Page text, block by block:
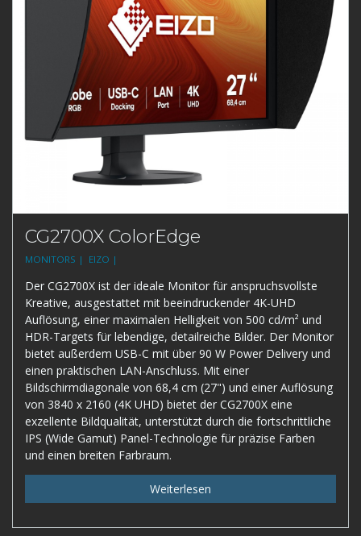
CG2700X ColorEdge
MONITORS | EIZO |
Der CG2700X ist der ideale Monitor für anspruchsvollste
Kreative, ausgestattet mit beeindruckender 4K-UHD
Auflösung, einer maximalen Helligkeit von 500 cd/m² und
HDR-Targets für lebendige, detailreiche Bilder. Der Monitor
bietet außerdem USB-C mit über 90 W Power Delivery und
einen praktischen LAN-Anschluss. Mit einer
Bildschirmdiagonale von 68,4 cm (27") und einer Auflösung
von 3840 x 2160 (4K UHD) bietet der CG2700X eine
exzellente Bildqualität, unterstützt durch die fortschrittliche
IPS (Wide Gamut) Panel-Technologie für präzise Farben
und einen breiten Farbraum.
Weiterlesen